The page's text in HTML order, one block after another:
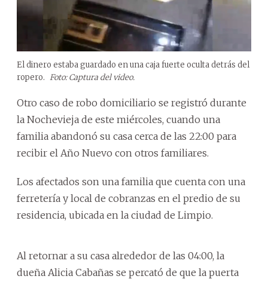
El dinero estaba guardado en una caja fuerte oculta detrás del
ropero. Foto: Captura del video.
Otro caso de robo domiciliario se registró durante
la Nochevieja de este miércoles, cuando una
familia abandonó su casa cerca de las 22:00 para
recibir el Año Nuevo con otros familiares.
Los afectados son una familia que cuenta con una
ferretería y local de cobranzas en el predio de su
residencia, ubicada en la ciudad de Limpio.
Al retornar a su casa alrededor de las 04:00, la
dueña Alicia Cabañas se percató de que la puerta